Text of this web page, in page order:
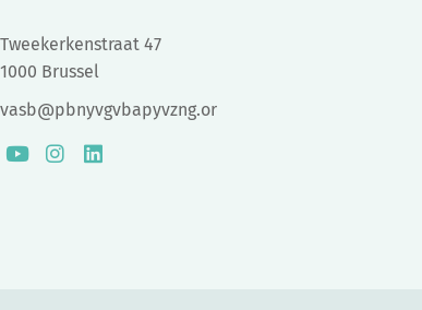
Tweekerkenstraat 47
1000 Brussel
vasb@pbnyvgvbapyvzng.or